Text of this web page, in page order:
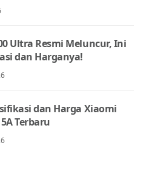
Ultra Resmi Meluncur, Ini
dan Harganya!
dan Harga Xiaomi
Terbaru